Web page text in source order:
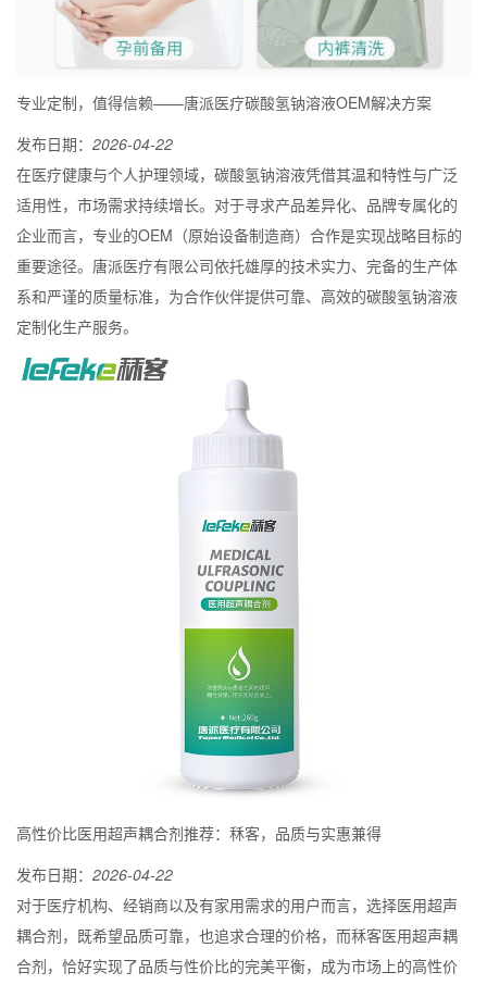
专业定制，值得信赖——唐派医疗碳酸氢钠溶液OEM解决方案
发布日期： 2026-04-22
在医疗健康与个人护理领域，碳酸氢钠溶液凭借其温和特性与广泛
适用性，市场需求持续增长。对于寻求产品差异化、品牌专属化的
企业而言，专业的OEM（原始设备制造商）合作是实现战略目标的
重要途径。唐派医疗有限公司依托雄厚的技术实力、完备的生产体
系和严谨的质量标准，为合作伙伴提供可靠、高效的碳酸氢钠溶液
定制化生产服务。
高性价比医用超声耦合剂推荐：秝客，品质与实惠兼得
发布日期： 2026-04-22
对于医疗机构、经销商以及有家用需求的用户而言，选择医用超声
耦合剂，既希望品质可靠，也追求合理的价格，而秝客医用超声耦
合剂，恰好实现了品质与性价比的完美平衡，成为市场上的高性价